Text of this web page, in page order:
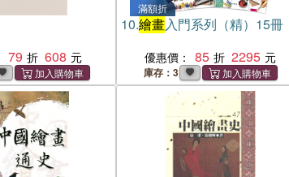
79 608
滿額折
10.繪畫入門系列（精）15冊
優惠價： 85 2295
庫存：3